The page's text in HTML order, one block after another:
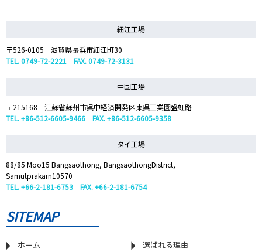
細江工場
〒526-0105 滋賀県長浜市細江町30
TEL. 0749-72-2221 FAX. 0749-72-3131
中国工場
〒215168 江蘇省蘇州市呉中経済開発区東呉工業園盛虹路
TEL. +86-512-6605-9466 FAX. +86-512-6605-9358
タイ工場
88/85 Moo15 Bangsaothong, BangsaothongDistrict,
Samutprakarn10570
TEL. +66-2-181-6753 FAX. +66-2-181-6754
SITEMAP
ホーム 選ばれる理由